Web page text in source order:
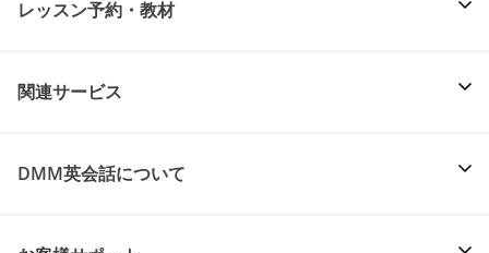
レッスン予約・教材
関連サービス
DMM英会話について